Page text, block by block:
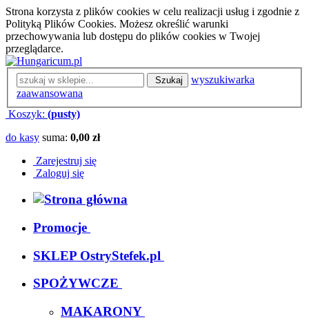
Strona korzysta z plików cookies w celu realizacji usług i zgodnie z
Polityką Plików Cookies. Możesz określić warunki
przechowywania lub dostępu do plików cookies w Twojej
przeglądarce.
Szukaj
wyszukiwarka
zaawansowana
Koszyk: (pusty)
do kasy suma: 0,00 zł
Zarejestruj się
Zaloguj się
Promocje
SKLEP OstryStefek.pl
SPOŻYWCZE
MAKARONY